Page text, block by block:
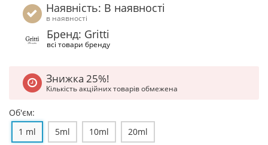
Наявність: В наявності
в наявності
Бренд: Gritti
всі товари бренду
Знижка 25%!
Кількість акційних товарів обмежена
Об'єм:
1 ml
5ml 10ml 20ml